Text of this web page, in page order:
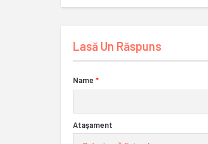
Lasă Un Răspuns
Name *
Ataşament